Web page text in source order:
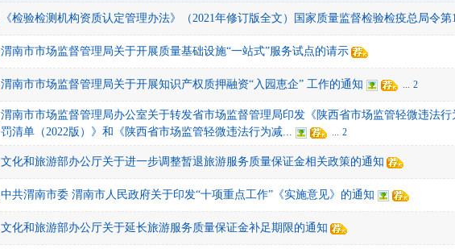
《检验检测机构资质认定管理办法》（2021年修订版全文）国家质量监督检验检疫总局令第
渭南市市场监督管理局关于开展质量基础设施“一站式”服务试点的请示
渭南市市场监督管理局关于开展知识产权质押融资“入园恵企” 工作的通知 ... 2
渭南市市场监督管理局办公室关于转发省市场监督管理局印发《陕西省市场监管轻微违法行
罚清单（2022版）》和《陕西省市场监管轻微违法行为减...
... 2
文化和旅游部办公厅关于进一步调整暂退旅游服务质量保证金相关政策的通知
中共渭南市委 渭南市人民政府关于印发“十项重点工作”《实施意见》的通知
文化和旅游部办公厅关于延长旅游服务质量保证金补足期限的通知